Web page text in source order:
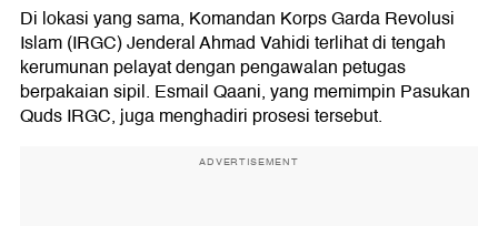
Di lokasi yang sama, Komandan Korps Garda Revolusi
Islam (IRGC) Jenderal Ahmad Vahidi terlihat di tengah
kerumunan pelayat dengan pengawalan petugas
berpakaian sipil. Esmail Qaani, yang memimpin Pasukan
Quds IRGC, juga menghadiri prosesi tersebut.
ADVERTISEMENT